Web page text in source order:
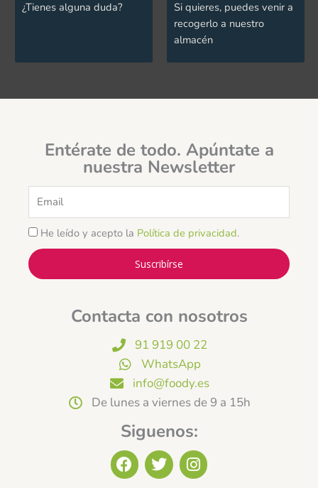
¿Tienes alguna duda?
Si quieres, puedes venir a
recogerlo a nuestro
almacén
Entérate de todo. Apúntate a
nuestra Newsletter
He leído y acepto la Política de privacidad.
Suscribírse
Contacta con nosotros
91 919 00 22
WhatsApp
info@foody.es
De lunes a viernes de 9 a 15h
Siguenos:
F
a
T
w
I
n